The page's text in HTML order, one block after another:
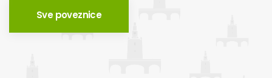
Sve poveznice